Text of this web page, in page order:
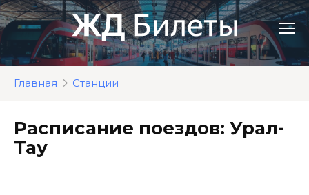
Перейти
к
контенту
Главная Станции
Расписание поездов: Урал-
Тау